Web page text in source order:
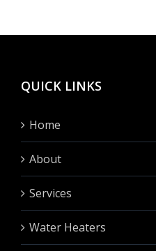
fullen?
QUICK LINKS
Home
About
Services
Water Heaters